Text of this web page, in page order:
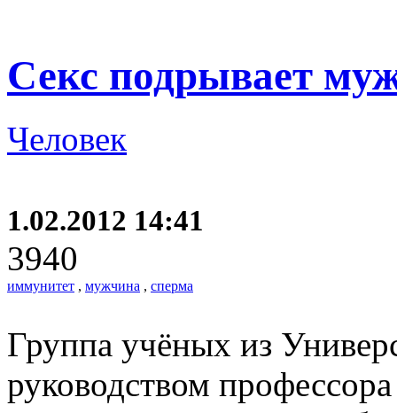
Секс подрывает
Человек
1.02.2012 14:41
3940
иммунитет , мужчина , сперма
Группа учёных из
руководством